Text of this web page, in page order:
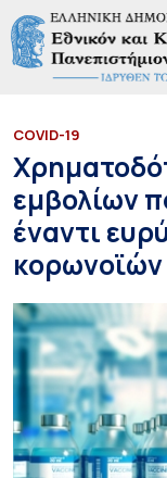
COVID-19
εμβολίων
έναντι
κορωνοϊών